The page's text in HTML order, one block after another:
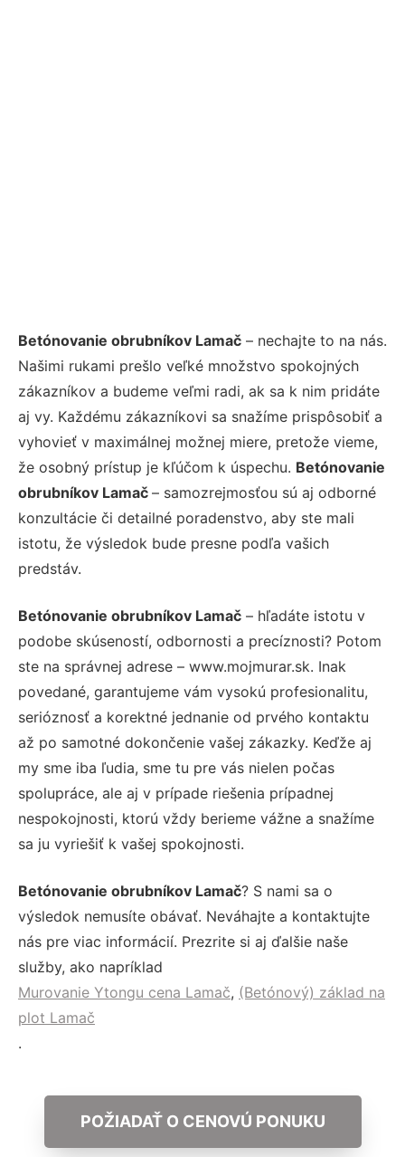
Betónovanie obrubníkov Lamač – nechajte to na nás.
Našimi rukami prešlo veľké množstvo spokojných
zákazníkov a budeme veľmi radi, ak sa k nim pridáte
aj vy. Každému zákazníkovi sa snažíme prispôsobiť a
vyhovieť v maximálnej možnej miere, pretože vieme,
že osobný prístup je kľúčom k úspechu. Betónovanie
obrubníkov Lamač – samozrejmosťou sú aj odborné
konzultácie či detailné poradenstvo, aby ste mali
istotu, že výsledok bude presne podľa vašich
predstáv.
Betónovanie obrubníkov Lamač – hľadáte istotu v
podobe skúseností, odbornosti a precíznosti? Potom
ste na správnej adrese – www.mojmurar.sk. Inak
povedané, garantujeme vám vysokú profesionalitu,
serióznosť a korektné jednanie od prvého kontaktu
až po samotné dokončenie vašej zákazky. Keďže aj
my sme iba ľudia, sme tu pre vás nielen počas
spolupráce, ale aj v prípade riešenia prípadnej
nespokojnosti, ktorú vždy berieme vážne a snažíme
sa ju vyriešiť k vašej spokojnosti.
Betónovanie obrubníkov Lamač? S nami sa o
výsledok nemusíte obávať. Neváhajte a kontaktujte
nás pre viac informácií. Prezrite si aj ďalšie naše
služby, ako napríklad
Murovanie Ytongu cena Lamač, (Betónový) základ na
plot Lamač
.
POŽIADAŤ O CENOVÚ PONUKU